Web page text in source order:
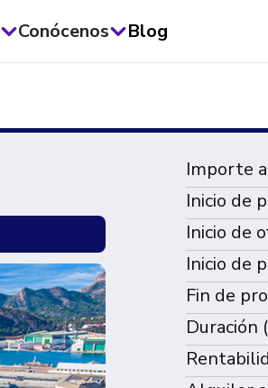
Conócenos Blog
Importe
Inicio de
Inicio de
Inicio de
Fin de
Duración